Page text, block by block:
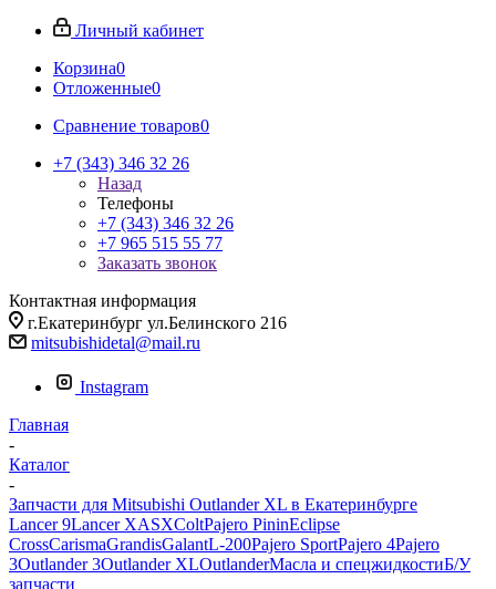
Личный кабинет
Корзина0
Отложенные0
Сравнение товаров0
+7 (343) 346 32 26
Назад
Телефоны
+7 (343) 346 32 26
+7 965 515 55 77
Заказать звонок
Контактная информация
г.Екатеринбург ул.Белинского 216
mitsubishidetal@mail.ru
Instagram
Главная
-
Каталог
-
Запчасти для Mitsubishi Outlander XL в Екатеринбурге
Lancer 9Lancer XASXColtPajero PininEclipse
CrossCarismaGrandisGalantL-200Pajero SportPajero 4Pajero
3Outlander 3Outlander XLOutlanderМасла и спецжидкостиБ/У
запчасти